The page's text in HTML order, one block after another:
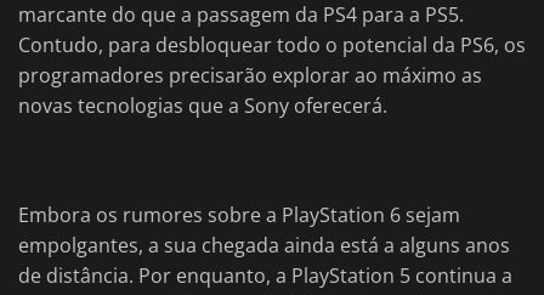
marcante do que a passagem da PS4 para a PS5.
Contudo, para desbloquear todo o potencial da PS6, os
programadores precisarão explorar ao máximo as
novas tecnologias que a Sony oferecerá.
Embora os rumores sobre a PlayStation 6 sejam
empolgantes, a sua chegada ainda está a alguns anos
de distância. Por enquanto, a PlayStation 5 continua a